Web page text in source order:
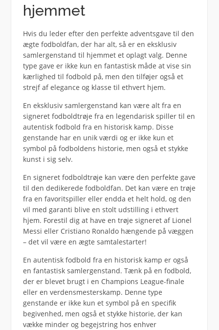
hjemmet
Hvis du leder efter den perfekte adventsgave til den
ægte fodboldfan, der har alt, så er en eksklusiv
samlergenstand til hjemmet et oplagt valg. Denne
type gave er ikke kun en fantastisk måde at vise sin
kærlighed til fodbold på, men den tilføjer også et
strejf af elegance og klasse til ethvert hjem.
En eksklusiv samlergenstand kan være alt fra en
signeret fodboldtrøje fra en legendarisk spiller til en
autentisk fodbold fra en historisk kamp. Disse
genstande har en unik værdi og er ikke kun et
symbol på fodboldens historie, men også et stykke
kunst i sig selv.
En signeret fodboldtrøje kan være den perfekte gave
til den dedikerede fodboldfan. Det kan være en trøje
fra en favoritspiller eller endda et helt hold, og den
vil med garanti blive en stolt udstilling i ethvert
hjem. Forestil dig at have en trøje signeret af Lionel
Messi eller Cristiano Ronaldo hængende på væggen
– det vil være en ægte samtalestarter!
En autentisk fodbold fra en historisk kamp er også
en fantastisk samlergenstand. Tænk på en fodbold,
der er blevet brugt i en Champions League-finale
eller en verdensmesterskamp. Denne type
genstande er ikke kun et symbol på en specifik
begivenhed, men også et stykke historie, der kan
vække minder og begejstring hos enhver